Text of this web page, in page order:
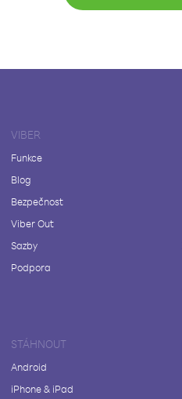
VIBER
Funkce
Blog
Bezpečnost
Viber Out
Sazby
Podpora
STÁHNOUT
Android
iPhone & iPad